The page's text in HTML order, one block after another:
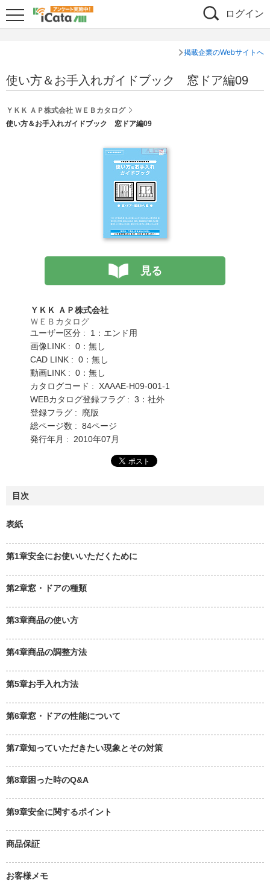
ログイン
掲載企業のWebサイトへ
使い方＆お手入れガイドブック 窓ドア編09
ＹＫＫ ＡＰ株式会社 ＷＥＢカタログ
使い方＆お手入れガイドブック 窓ドア編09
見る
ＹＫＫ ＡＰ株式会社
ＷＥＢカタログ
ユーザー区分 : 1：エンド用
画像LINK : 0：無し
CAD LINK : 0：無し
動画LINK : 0：無し
カタログコード : XAAAE-H09-001-1
WEBカタログ登録フラグ : 3：社外
登録フラグ : 廃版
総ページ数 : 84ページ
発行年月 : 2010年07月
目次
表紙
第1章安全にお使いいただくために
第2章窓・ドアの種類
第3章商品の使い方
第4章商品の調整方法
第5章お手入れ方法
第6章窓・ドアの性能について
第7章知っていただきたい現象とその対策
第8章困った時のQ&A
第9章安全に関するポイント
商品保証
お客様メモ